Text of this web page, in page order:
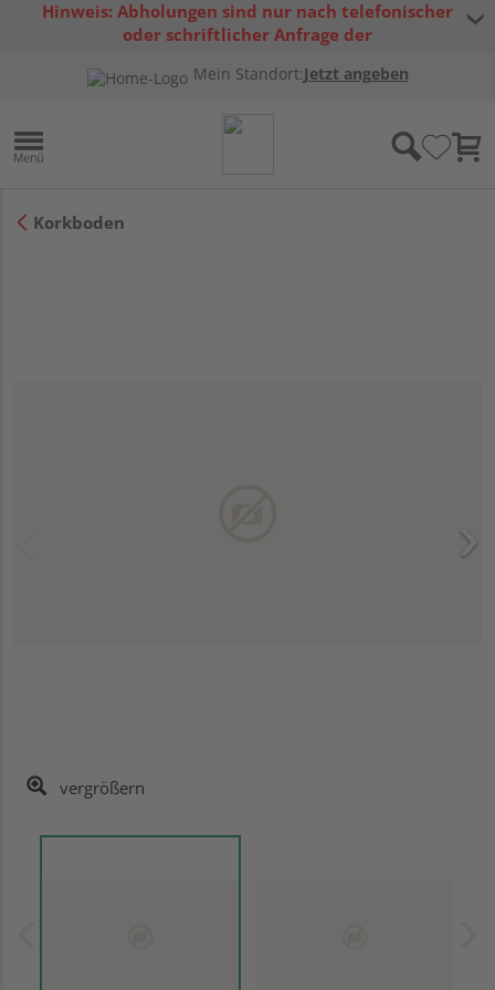
Hinweis: Abholungen sind nur nach telefonischer
oder schriftlicher Anfrage der
Mein Standort:Jetzt angeben
Korkboden
vergrößern